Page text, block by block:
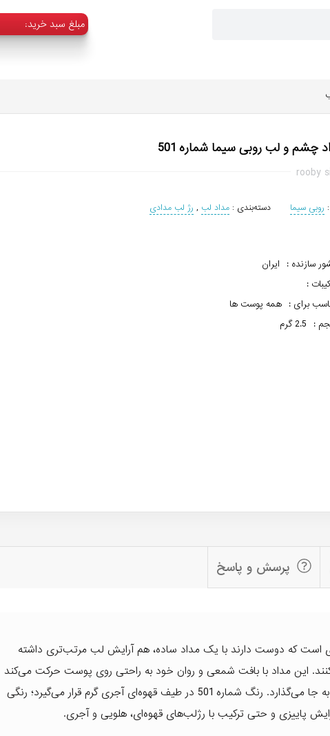
:مبلغ سبد خرید
چشم و لب روبی سیما شماره 501
rooby
روبی سیما دسته‌بندی : مداد لب , رژ لب مدادی
سازنده :
ایران
:
برای : همه پوست ها
:
2.5 گرم
پرسش و پاسخ
محصولی دوکاره برای افرادی است که دوست دارند با یک مداد ساده، هم آرایش لب مرتب‌تری داشته
این مداد با بافت شمعی و روان خود به راحتی روی پوست حرکت می‌کند
و بدون کشیدگی یا احساس سنگینی، رنگی یکنواخت و قابل کنترل به جا می‌گذارد. رنگ شماره 501 در طیف قهوه‌ای آجری گرم قرار می‌گیرد؛ رنگی
پاییزی و حتی ترکیب با رژلب‌های قهوه‌ای، هلویی و آجری.